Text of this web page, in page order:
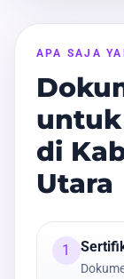
APA SAJA
di
Utara
1